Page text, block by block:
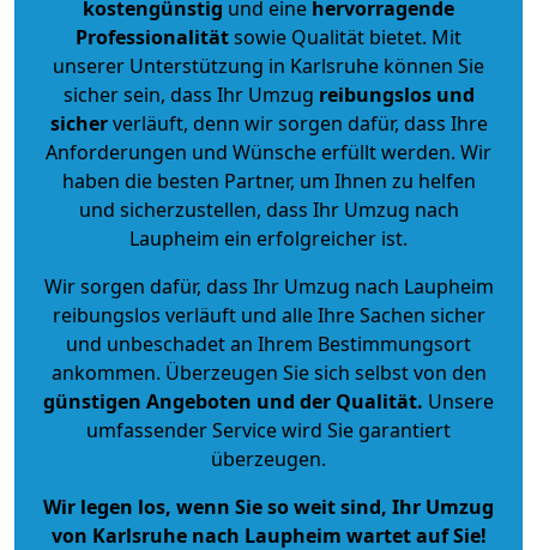
kostengünstig und eine hervorragende
Professionalitätsowie Qualität bietet. Mit
unserer Unterstützung in Karlsruhe können Sie
sicher sein, dass Ihr Umzug reibungslos und
sicherverläuft, denn wir sorgen dafür, dass Ihre
Anforderungen und Wünsche erfüllt werden. Wir
haben die besten Partner, um Ihnen zu helfen
und sicherzustellen, dass Ihr Umzug nach
Laupheim ein erfolgreicher ist.
Wir sorgen dafür, dass Ihr Umzug nach Laupheim
reibungslos verläuft und alle Ihre Sachen sicher
und unbeschadet an Ihrem Bestimmungsort
ankommen. Überzeugen Sie sich selbst von den
günstigen Angeboten und der Qualität. Unsere
umfassender Service wird Sie garantiert
überzeugen.
Wir legen los, wenn Sie so weit sind, Ihr Umzug
von Karlsruhe nach Laupheim wartet auf Sie!